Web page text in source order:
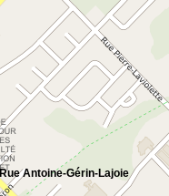
Rue Antoine-Gérin-Lajoie